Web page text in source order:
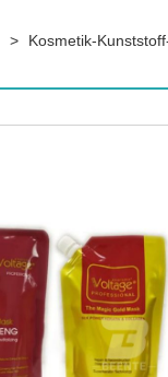
> Kosmetik-